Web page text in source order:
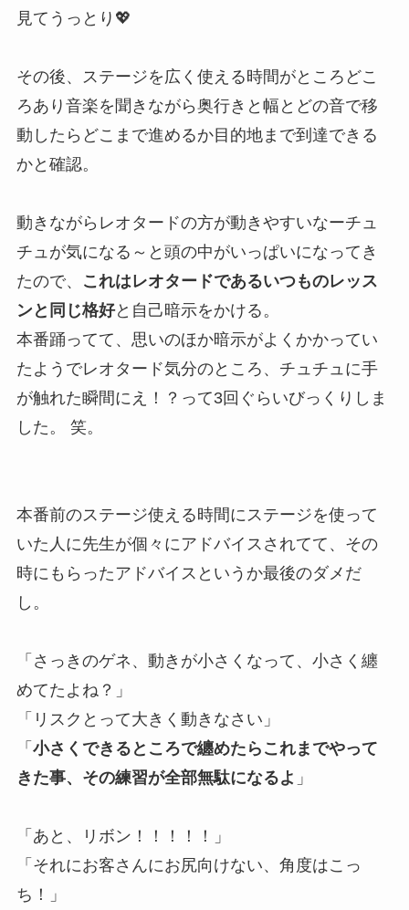
見てうっとり💖
その後、ステージを広く使える時間がところどこ
ろあり音楽を聞きながら奥行きと幅とどの音で移
動したらどこまで進めるか目的地まで到達できる
かと確認。
動きながらレオタードの方が動きやすいなーチュ
チュが気になる～と頭の中がいっぱいになってき
たので、
これはレオタードであるいつものレッス
ンと同じ格好と自己暗示をかける。
本番踊ってて、思いのほか暗示がよくかかってい
たようでレオタード気分のところ、チュチュに手
が触れた瞬間にえ！？って3回ぐらいびっくりしま
した。 笑。
本番前のステージ使える時間にステージを使って
いた人に先生が個々にアドバイスされてて、その
時にもらったアドバイスというか最後のダメだ
し。
「さっきのゲネ、動きが小さくなって、小さく纏
めてたよね？」
「リスクとって大きく動きなさい」
「 小さくできるところで纏めたらこれまでやって
きた事、その練習が全部無駄になるよ 」
「あと、リボン！！！！！」
「それにお客さんにお尻向けない、角度はこっ
ち！」